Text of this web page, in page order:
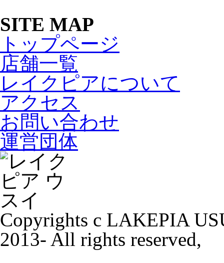
SITE MAP
トップページ
店舗一覧
レイクピアについて
アクセス
お問い合わせ
運営団体
Copyrights c LAKEPIA
2013- All rights reserved,